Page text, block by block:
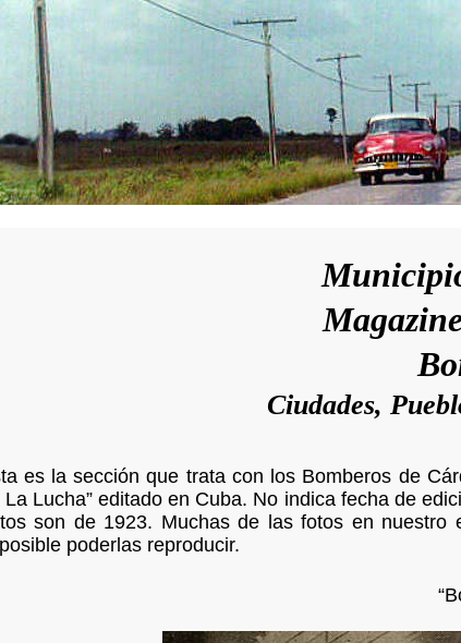
Ciudades,
es la sección que trata con los Bomberos de
La Lucha” editado en Cuba. No indica fecha de
son de 1923. Muchas de las fotos en nuestro
poderlas reproducir.